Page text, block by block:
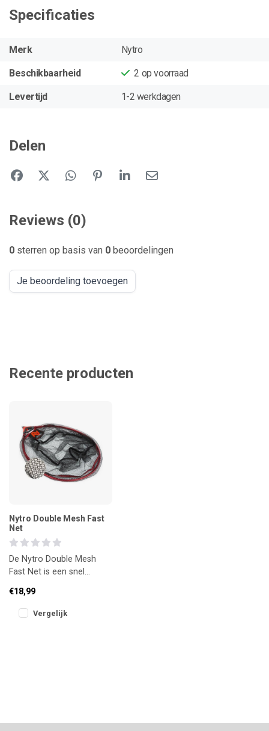
Specificaties
Merk Nytro
Beschikbaarheid 2 op voorraad
Levertijd 1-2 werkdagen
Delen
Reviews (0)
0 sterren op basis van 0 beoordelingen
Je beoordeling toevoegen
Recente producten
Nytro Double Mesh Fast
Net
De Nytro Double Mesh
Fast Net is een snel
schepnet dat water snel
afvoert. I
€18,99
Vergelijk